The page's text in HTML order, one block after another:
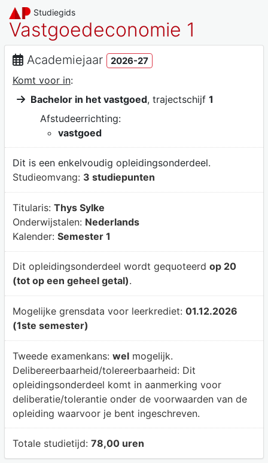
Studiegids
Vastgoedeconomie 1
Academiejaar 2026-27
Komt voor in:
Bachelor in het vastgoed, trajectschijf 1
Afstudeerrichting:
vastgoed
Dit is een enkelvoudig opleidingsonderdeel.
Studieomvang: 3 studiepunten
Titularis: Thys Sylke
Onderwijstalen: Nederlands
Kalender: Semester 1
Dit opleidingsonderdeel wordt gequoteerd op 20
(tot op een geheel getal).
Mogelijke grensdata voor leerkrediet: 01.12.2026
(1ste semester)
Tweede examenkans: welmogelijk.
Delibereerbaarheid/tolereerbaarheid: Dit
opleidingsonderdeel komt in aanmerking voor
deliberatie/tolerantie onder de voorwaarden van de
opleiding waarvoor je bent ingeschreven.
Totale studietijd: 78,00 uren